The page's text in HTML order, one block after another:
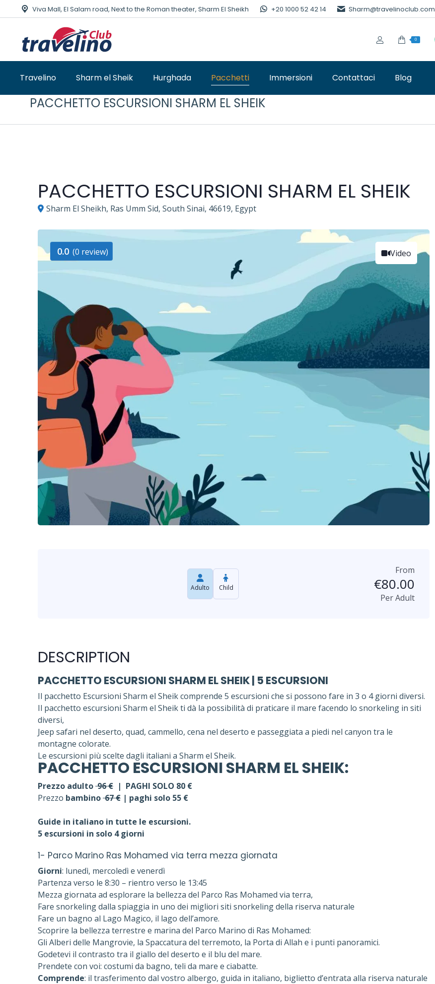
Viva Mall, El Salam road, Next to the Roman theater, Sharm El Sheikh +20 1000 52 42 14 Sharm@travelinoclub.com
0
Travelino Sharm el Sheik Hurghada Pacchetti Immersioni Contattaci Blog
PACCHETTO ESCURSIONI SHARM EL SHEIK
PACCHETTO ESCURSIONI SHARM EL SHEIK
Sharm El Sheikh, Ras Umm Sid, South Sinai, 46619, Egypt
Video
0.0 (0 review)
Adulto Child
From
€80.00
Per Adult
DESCRIPTION
PACCHETTO ESCURSIONI SHARM EL SHEIK | 5 ESCURSIONI
Il pacchetto Escursioni Sharm el Sheik comprende 5 escursioni che si possono fare in 3 o 4 giorni diversi.
Il pacchetto escursioni Sharm el Sheik ti dà la possibilità di praticare il mare facendo lo snorkeling in siti
diversi,
Jeep safari nel deserto, quad, cammello, cena nel deserto e passeggiata a piedi nel canyon tra le
montagne colorate.
Le escursioni più scelte dagli italiani a Sharm el Sheik.
PACCHETTO ESCURSIONI SHARM EL SHEIK:
Prezzo adulto96€ | PAGHI SOLO 80 €
Prezzo bambino67€ | paghi solo 55 €
Guide in italiano in tutte le escursioni.
5 escursioni in solo 4 giorni
1- Parco Marino Ras Mohamed via terra mezza giornata
Giorni: lunedì, mercoledì e venerdì
Partenza verso le 8:30 – rientro verso le 13:45
Mezza giornata ad esplorare la bellezza del Parco Ras Mohamed via terra,
Fare snorkeling dalla spiaggia in uno dei migliori siti snorkeling della riserva naturale
Fare un bagno al Lago Magico, il lago dell’amore.
Scoprire la bellezza terrestre e marina del Parco Marino di Ras Mohamed:
Gli Alberi delle Mangrovie, la Spaccatura del terremoto, la Porta di Allah e i punti panoramici.
Godetevi il contrasto tra il giallo del deserto e il blu del mare.
Prendete con voi: costumi da bagno, teli da mare e ciabatte.
Comprende: il trasferimento dal vostro albergo, guida in italiano, biglietto d’entrata alla riserva naturale